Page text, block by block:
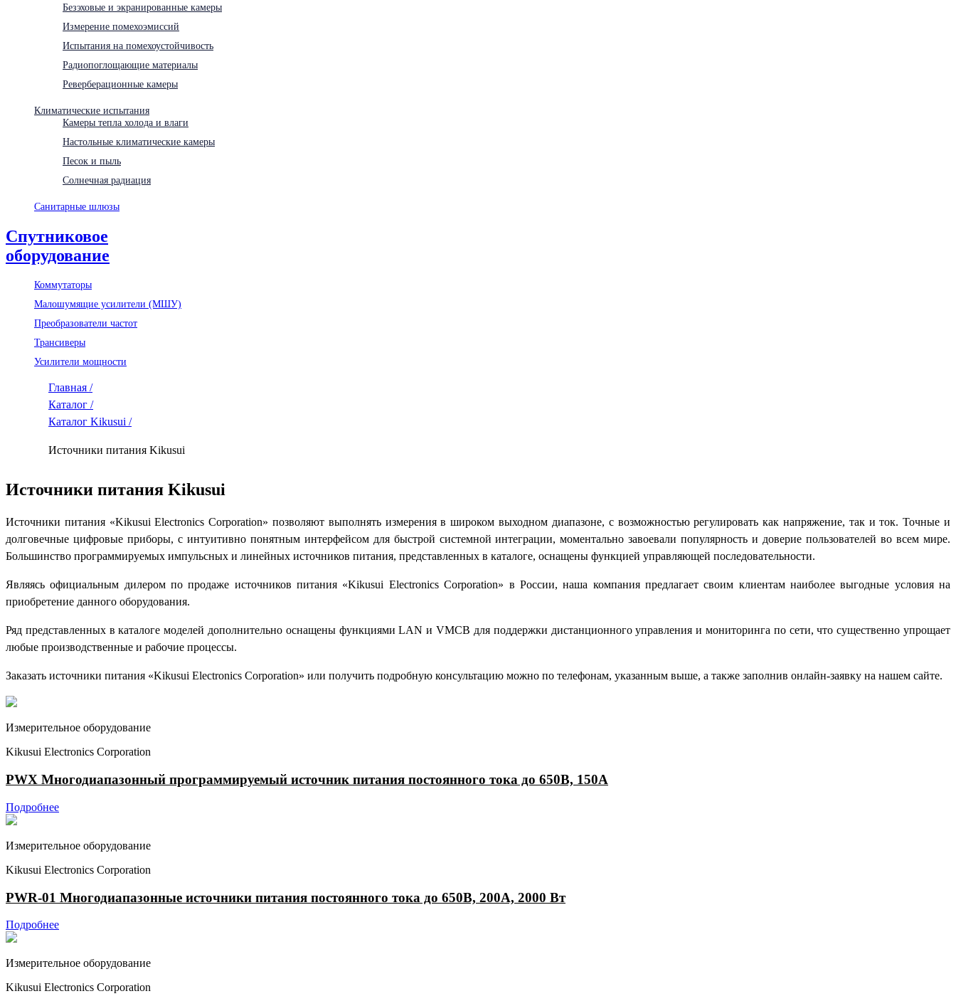
Безэховые и экранированные камеры
Измерение помехоэмиссий
Испытания на помехоустойчивость
Радиопоглощающие материалы
Реверберационные камеры
Климатические испытания
Камеры тепла холода и влаги
Настольные климатические камеры
Песок и пыль
Солнечная радиация
Санитарные шлюзы
Спутниковое
оборудование
Коммутаторы
Малошумящие усилители (МШУ)
Преобразователи частот
Трансиверы
Усилители мощности
Главная /
Каталог /
Каталог Kikusui /
Источники питания Kikusui
Источники питания Kikusui
Источники питания «Kikusui Electronics Corporation» позволяют выполнять измерения в широком выходном диапазоне, с возможностью регулировать как напряжение, так и ток. Точные и
долговечные цифровые приборы, с интуитивно понятным интерфейсом для быстрой системной интеграции, моментально завоевали популярность и доверие пользователей во всем мире.
Большинство программируемых импульсных и линейных источников питания, представленных в каталоге, оснащены функцией управляющей последовательности.
Являясь официальным дилером по продаже источников питания «Kikusui Electronics Corporation» в России, наша компания предлагает своим клиентам наиболее выгодные условия на
приобретение данного оборудования.
Ряд представленных в каталоге моделей дополнительно оснащены функциями LAN и VMCB для поддержки дистанционного управления и мониторинга по сети, что существенно упрощает
любые производственные и рабочие процессы.
Заказать источники питания «Kikusui Electronics Corporation» или получить подробную консультацию можно по телефонам, указанным выше, а также заполнив онлайн-заявку на нашем сайте.
Измерительное оборудование
Kikusui Electronics Corporation
PWX Многодиапазонный программируемый источник питания постоянного тока до 650В, 150А
Подробнее
Измерительное оборудование
Kikusui Electronics Corporation
PWR-01 Многодиапазонные источники питания постоянного тока до 650В, 200А, 2000 Вт
Подробнее
Измерительное оборудование
Kikusui Electronics Corporation